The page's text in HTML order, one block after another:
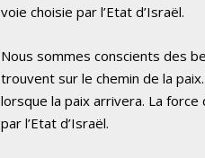
voie choisie par l’Etat d’Israël.
Nous sommes conscients des
trouvent sur le chemin de la
lorsque la paix arrivera. La
par l’Etat d’Israël.